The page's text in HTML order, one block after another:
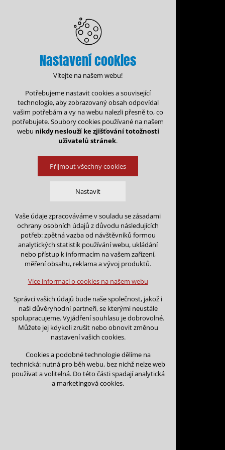
Administrace rezervací
Rezervace na:
Zpět na kalendář
Na tento den nejsou podány
Můžete vložit rezervaci v
Vložit rezervaci na tento den
Nastavení cookies
Vítejte na našem webu!
Potřebujeme nastavit cookies a související
technologie, aby zobrazovaný obsah odpovídal
vašim potřebám a vy na webu nalezli přesně to, co
potřebujete. Soubory cookies používané na našem
webu nikdy neslouží ke zjišťování totožnosti
uživatelů stránek.
Přijmout všechny cookies
Nastavit
Technická cookies
nutná pro provozování webu
udržení kontextu stránek (session):
případná přihlášení, volby jazyka, apod.
Volitelná cookies
analytická pro anonymizované vyhodnocení
návštěvnosti
marketingová cookies (Google)
Více informací o cookies na našem webu
Odmítnout vše
Vaše údaje zpracováváme v souladu se zásadami
ochrany osobních údajů z důvodu následujících
potřeb: zpětná vazba od návštěvníků formou
analytických statistik používání webu, ukládání
nebo přístup k informacím na vašem zařízení,
měření obsahu, reklama a vývoj produktů.
Více informací o cookies na našem webu
Správci vašich údajů bude naše společnost, jakož i
naši důvěryhodní partneři, se kterými neustále
spolupracujeme. Vyjádření souhlasu je dobrovolné.
Můžete jej kdykoli zrušit nebo obnovit změnou
nastavení vašich cookies.
Cookies a podobné technologie dělíme na
technická: nutná pro běh webu, bez nichž nelze web
používat a volitelná. Do této části spadají analytická
a marketingová cookies.